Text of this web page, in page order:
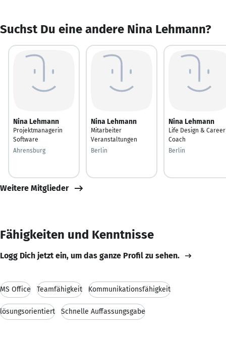
Suchst Du eine andere Nina Lehmann?
Nina Lehmann
Projektmanagerin
Software
Ahrensburg
Nina Lehmann
Mitarbeiter
Veranstaltungen
Berlin
Nina Lehmann
Life Design & Career
Coach
Berlin
Weitere Mitglieder
Fähigkeiten und Kenntnisse
Logg Dich jetzt ein, um das ganze Profil zu sehen.
MS Office Teamfähigkeit Kommunikationsfähigkeit
lösungsorientiert Schnelle Auffassungsgabe